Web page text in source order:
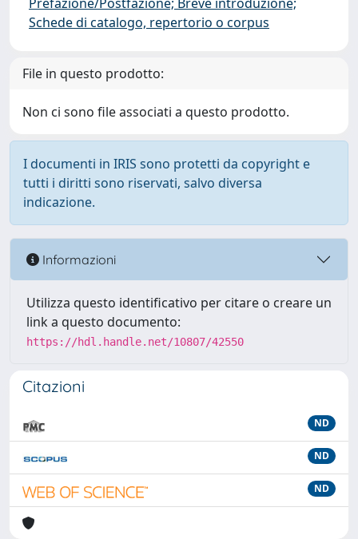
Schede di catalogo, repertorio o corpus
File in questo prodotto:
Non ci sono file associati a questo prodotto.
I documenti in IRIS sono protetti da copyright e
tutti i diritti sono riservati, salvo diversa
indicazione.
Informazioni
Utilizza questo identificativo per citare o creare un
link a questo documento:
https://hdl.handle.net/10807/42550
Citazioni
ND
ND
ND